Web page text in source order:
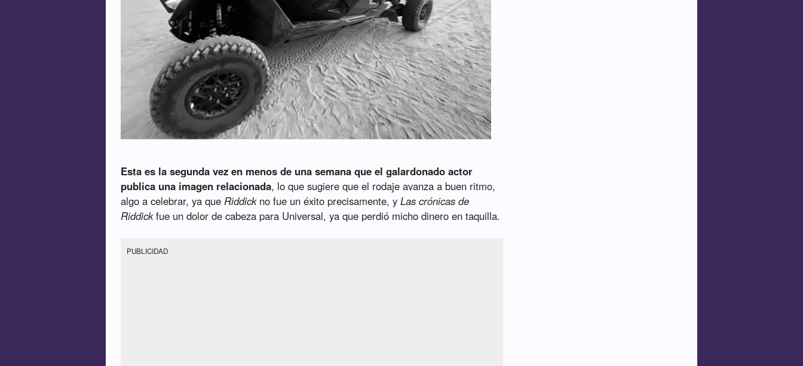
Esta es la segunda vez en menos de una semana que el galardonado actor
publica una imagen relacionada, lo que sugiere que el rodaje avanza a buen ritmo,
algo a celebrar, ya que Riddickno fue un éxito precisamente, yLas crónicas de
Riddickfue un dolor de cabeza para Universal, ya que perdió micho dinero en taquilla.
PUBLICIDAD